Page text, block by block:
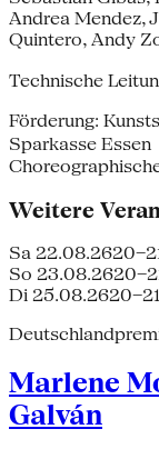
Andrea Mendez,
Quintero, Andy
Technische
Förderung:
Sparkasse
Weitere
Sa 22.08.26
So 23.08.26
Di 25.08.26
Marlene
Galván